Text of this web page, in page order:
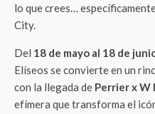
lo que crees…
City.
Del 18 de mayo al 18 de
Elíseos se convierte en un
con la llegada de Perrier x W
efímera que transforma el